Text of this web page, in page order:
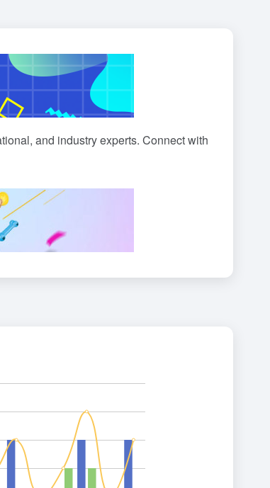
and industry experts. Connect with